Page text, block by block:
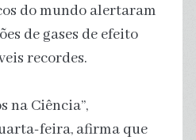
do mundo alertaram
de gases de efeito
recordes.
na Ciência”,
feira, afirma que